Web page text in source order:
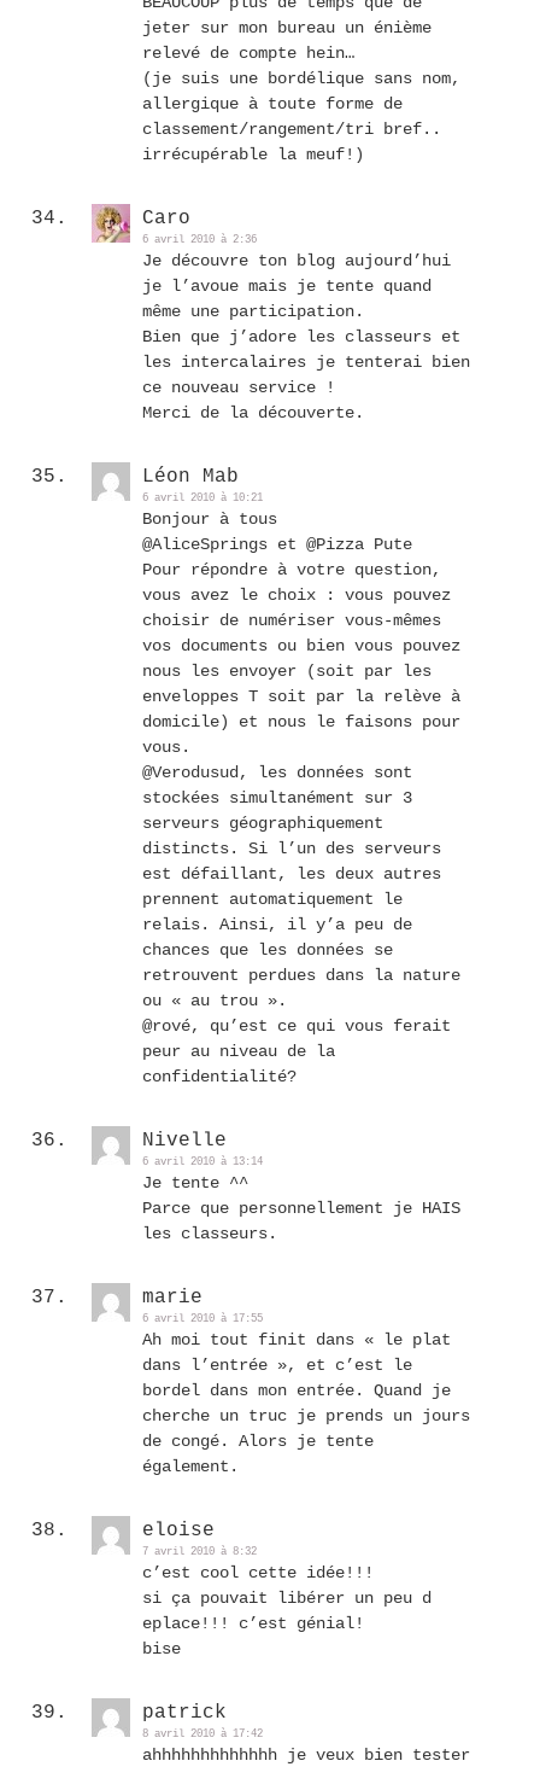
jeter sur mon bureau un énième
relevé de compte hein…
(je suis une bordélique sans nom,
allergique à toute forme de
classement/rangement/tri bref..
irrécupérable la meuf!)
Caro
6 avril 2010 à 2:36
Je découvre ton blog aujourd’hui
je l’avoue mais je tente quand
même une participation.
Bien que j’adore les classeurs et
les intercalaires je tenterai bien
ce nouveau service !
Merci de la découverte.
Léon Mab
6 avril 2010 à 10:21
Bonjour à tous
@AliceSprings et @Pizza Pute
Pour répondre à votre question,
vous avez le choix : vous pouvez
choisir de numériser vous-mêmes
vos documents ou bien vous pouvez
nous les envoyer (soit par les
enveloppes T soit par la relève à
domicile) et nous le faisons pour
vous.
@Verodusud, les données sont
stockées simultanément sur 3
serveurs géographiquement
distincts. Si l’un des serveurs
est défaillant, les deux autres
prennent automatiquement le
relais. Ainsi, il y’a peu de
chances que les données se
retrouvent perdues dans la nature
ou « au trou ».
@rové, qu’est ce qui vous ferait
peur au niveau de la
confidentialité?
Nivelle
6 avril 2010 à 13:14
Je tente ^^
Parce que personnellement je HAIS
les classeurs.
marie
6 avril 2010 à 17:55
Ah moi tout finit dans « le plat
dans l’entrée », et c’est le
bordel dans mon entrée. Quand je
cherche un truc je prends un jours
de congé. Alors je tente
également.
eloise
7 avril 2010 à 8:32
c’est cool cette idée!!!
si ça pouvait libérer un peu d
eplace!!! c’est génial!
bise
patrick
8 avril 2010 à 17:42
ahhhhhhhhhhhhh je veux bien tester